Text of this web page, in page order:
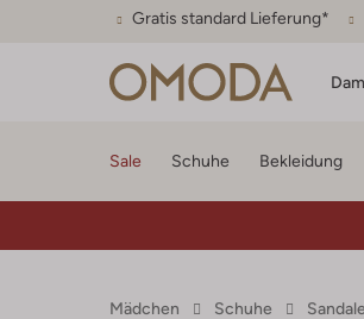
Gratis standard Lieferung*
Sale Schuhe Bekleidung
Mädchen Schuhe